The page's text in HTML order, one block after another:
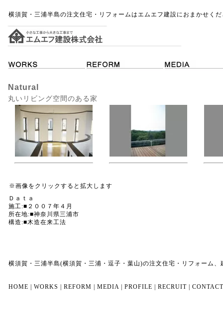
横須賀・三浦半島の注文住宅・リフォームはエムエフ建設におまかせく
Natural
丸いリビング空間のある家
※画像をクリックすると拡大します
Ｄａｔａ
施工:■２００７年４月
所在地:■神奈川県三浦市
構造:■木造在来工法
横須賀・三浦半島(横須賀・三浦・逗子・葉山)の注文住宅・リフォーム
HOME WORKS REFORM MEDIA PROFILE RECRUIT CONTACT